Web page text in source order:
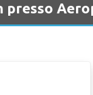
presso